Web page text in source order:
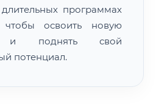
программах
освоить новую
и поднять свой
потенциал.